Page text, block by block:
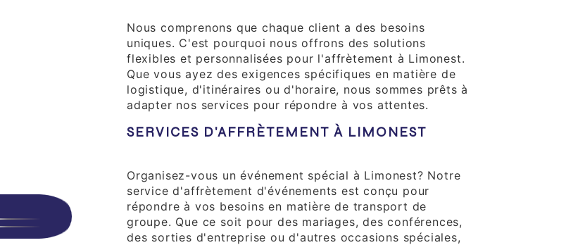
Nous comprenons que chaque client a des besoins
uniques. C'est pourquoi nous offrons des solutions
flexibles et personnalisées pour l'affrètement à Limonest.
Que vous ayez des exigences spécifiques en matière de
logistique, d'itinéraires ou d'horaire, nous sommes prêts à
adapter nos services pour répondre à vos attentes.
SERVICES D'AFFRÈTEMENT À LIMONEST
Organisez-vous un événement spécial à Limonest? Notre
service d'affrètement d'événements est conçu pour
répondre à vos besoins en matière de transport de
groupe. Que ce soit pour des mariages, des conférences,
des sorties d'entreprise ou d'autres occasions spéciales,